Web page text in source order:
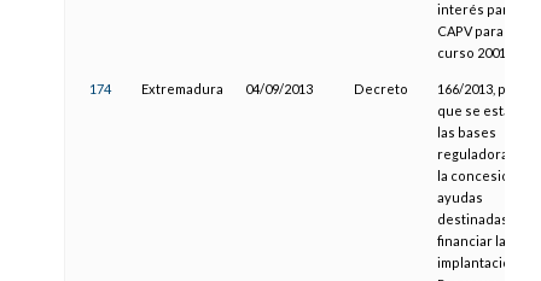
interés para la
CAPV para el
curso 2001/2002.
174 Extremadura 04/09/2013 Decreto
166/2013, por el
que se
las bases
reguladoras
la concesión de
ayudas
destinadas a
financiar la
implantación del